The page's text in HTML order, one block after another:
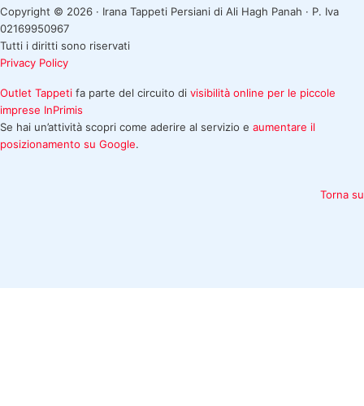
Copyright © 2026 · Irana Tappeti Persiani di Ali Hagh Panah · P. Iva
02169950967
Tutti i diritti sono riservati
Privacy Policy
Outlet Tappeti fa parte del circuito divisibilità online per le piccole
imprese InPrimis
Se hai un’attività scopri come aderire al servizio eaumentare il
posizionamento su Google.
Torna su